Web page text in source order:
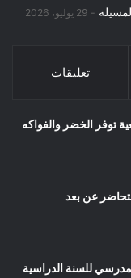
29 يوليو، 2026
تعليقات
توفر الخضر والفواكه
عن بعد
للسنة الدراسية